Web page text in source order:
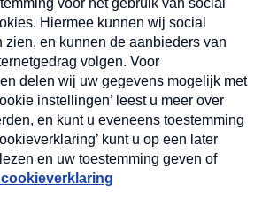
abonnement op onze
en dinsdagochtend in uw